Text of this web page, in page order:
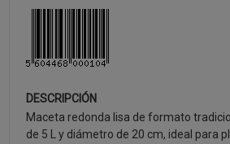
DESCRIPCIÓN
Maceta redonda lisa de formato
de 5 L y diámetro de 20 cm, ideal para